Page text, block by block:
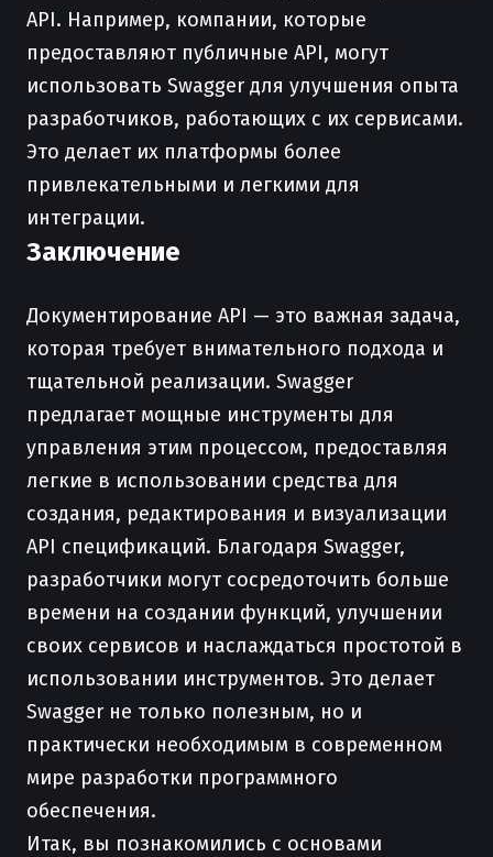
API. Например, компании, которые
предоставляют публичные API, могут
использовать Swagger для улучшения опыта
разработчиков, работающих с их сервисами.
Это делает их платформы более
привлекательными и легкими для
интеграции.
Заключение
Документирование API — это важная задача,
которая требует внимательного подхода и
тщательной реализации. Swagger
предлагает мощные инструменты для
управления этим процессом, предоставляя
легкие в использовании средства для
создания, редактирования и визуализации
API спецификаций. Благодаря Swagger,
разработчики могут сосредоточить больше
времени на создании функций, улучшении
своих сервисов и наслаждаться простотой в
использовании инструментов. Это делает
Swagger не только полезным, но и
практически необходимым в современном
мире разработки программного
обеспечения.
Итак, вы познакомились с основами